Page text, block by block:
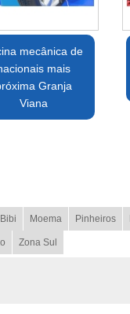
mecânica de
mais
Granja
Viana
Moema Pinheiros
Zona Sul